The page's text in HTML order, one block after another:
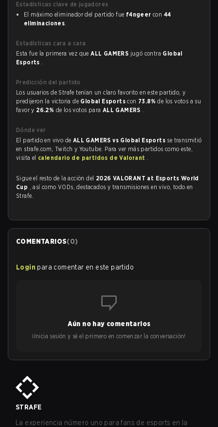
Estadísticas clave de jugadores
El máximo eliminador del partido fue f4ngeer con 44
eliminaciones.
Estadísticas cara a cara
Esta fue la primera vez queALL GAMERS jugó contra Global
Esports .
Predicción del partido
Los usuarios de Strafe tenían un claro favorito en este partido, y
predijeron la victoria de Global Esportscon 73.8%de los votos a su
favor y 26.2% de los votos para ALL GAMERS .
Dónde ver
El partido en vivo de ALL GAMERS vs Global Esports se transmitió
en strafe.com, Twitch y Youtube. Para ver más partidos como este,
visita el calendario de partidos de Valorant .
Sigue el resto de la acción del 2026 VALORANT at Esports World
Cup , así como VODs, destacados y transmisiones en vivo, todo en
Strafe.
COMENTARIOS(0)
Login para comentar en este partido
Aún no hay comentarios
¡Inicia sesión y sé el primero en comenzar la conversación!
STRAFE
La experiencia número uno para fans de esports en la